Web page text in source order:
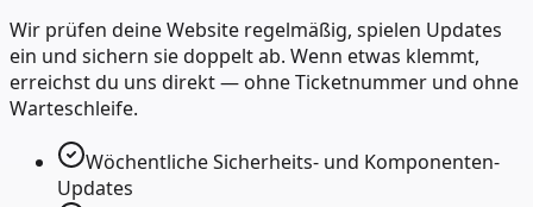
Wir prüfen deine Website regelmäßig, spielen Updates
ein und sichern sie doppelt ab. Wenn etwas klemmt,
erreichst du uns direkt — ohne Ticketnummer und ohne
Warteschleife.
Wöchentliche Sicherheits- und Komponenten-
Updates